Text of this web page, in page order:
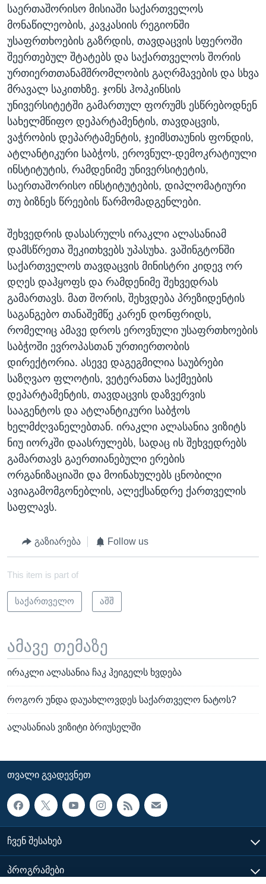
საერთაშორისო მისიაში საქართველოს
მონაწილეობის, კავკასიის რეგიონში
უსაფრთხოების გაზრდის, თავდაცვის სფეროში
შეერთებულ შტატებს და საქართველოს შორის
ურთიერთთანამშრომლობის გაღრმავების და სხვა
მრავალ საკითხზე. ჯონს ჰოპკინსის
უნივერსიტეტში გამართულ ფორუმს ესწრებოდნენ
სახელმწიფო დეპარტამენტის, თავდაცვის,
ვაჭრობის დეპარტამენტის, ჯეიმსთაუნის ფონდის,
ატლანტიკური საბჭოს, ეროვნულ-დემოკრატიული
ინსტიტუტის, რამდენიმე უნივერსიტეტის,
საერთაშორისო ინსტიტუტების, დიპლომატიური
თუ ბიზნეს წრეების წარმომადგენლები.
შეხვედრის დასასრულს ირაკლი ალასანიამ
დამსწრეთა შეკითხვებს უპასუხა. ვაშინგტონში
საქართველოს თავდაცვის მინისტრი კიდევ ორ
დღეს დაჰყოფს და რამდენიმე შეხვედრას
გამართავს. მათ შორის, შეხვდება პრეზიდენტის
საგანგებო თანაშემწე კარენ დონფრიდს,
რომელიც ამავე დროს ეროვნული უსაფრთხოების
საბჭოში ევროპასთან ურთიერთობის
დირექტორია. ასევე დაგეგმილია საუბრები
საზღვაო ფლოტის, ვეტერანთა საქმეების
დეპარტამენტის, თავდაცვის დაზვერვის
სააგენტოს და ატლანტიკური საბჭოს
ხელმძღვანელებთან. ირაკლი ალასანია ვიზიტს
ნიუ იორკში დაასრულებს, სადაც ის შეხვედრებს
გამართავს გაერთიანებული ერების
ორგანიზაციაში და მოინახულებს ცნობილი
ავიაგამომგონებლის, ალექსანდრე ქართველის
საფლავს.
გაზიარება Follow us
This item is part of
საქართველო აშშ
ამავე თემაზე
ირაკლი ალასანია ჩაკ ჰეიგელს ხვდება
როგორ უნდა დაუახლოვდეს საქართველო ნატოს?
ალასანიას ვიზიტი ბრიუსელში
ᲗᲕᲐᲚᲘ ᲒᲕᲐᲓᲔᲕᲜᲔᲗ
ᲩᲕᲔᲜ ᲨᲔᲡᲐᲮᲔᲑ
ᲞᲠᲝᲒᲠᲐᲛᲔᲑᲘ